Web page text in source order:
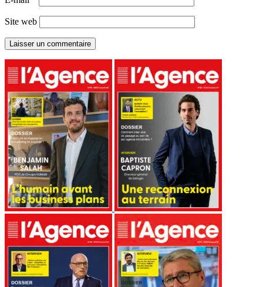
Site web